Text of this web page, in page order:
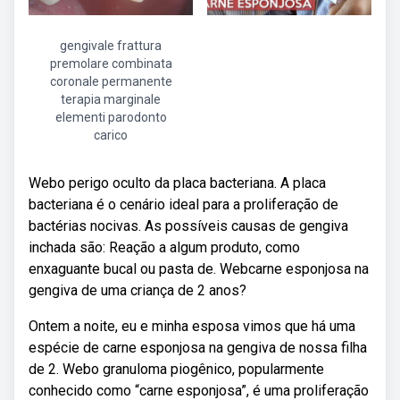
gengivale frattura
premolare combinata
coronale permanente
terapia marginale
elementi parodonto
carico
Webo perigo oculto da placa bacteriana. A placa
bacteriana é o cenário ideal para a proliferação de
bactérias nocivas. As possíveis causas de gengiva
inchada são: Reação a algum produto, como
enxaguante bucal ou pasta de. Webcarne esponjosa na
gengiva de uma criança de 2 anos?
Ontem a noite, eu e minha esposa vimos que há uma
espécie de carne esponjosa na gengiva de nossa filha
de 2. Webo granuloma piogênico, popularmente
conhecido como “carne esponjosa”, é uma proliferação